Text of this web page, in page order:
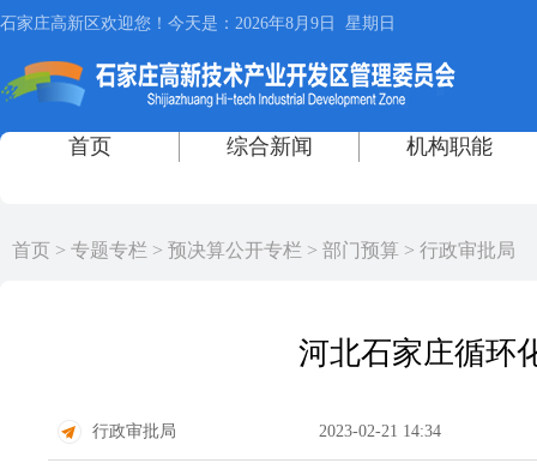
首页 > 专题专栏 > 预决算公开专栏 > 部门预算 > 行政审批局
河北石家庄循环
行政审批局 2023-02-21 14:34